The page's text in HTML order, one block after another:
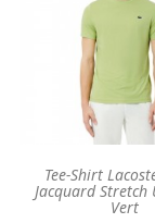
Tee-Shirt
Jacquard Stretch
Vert